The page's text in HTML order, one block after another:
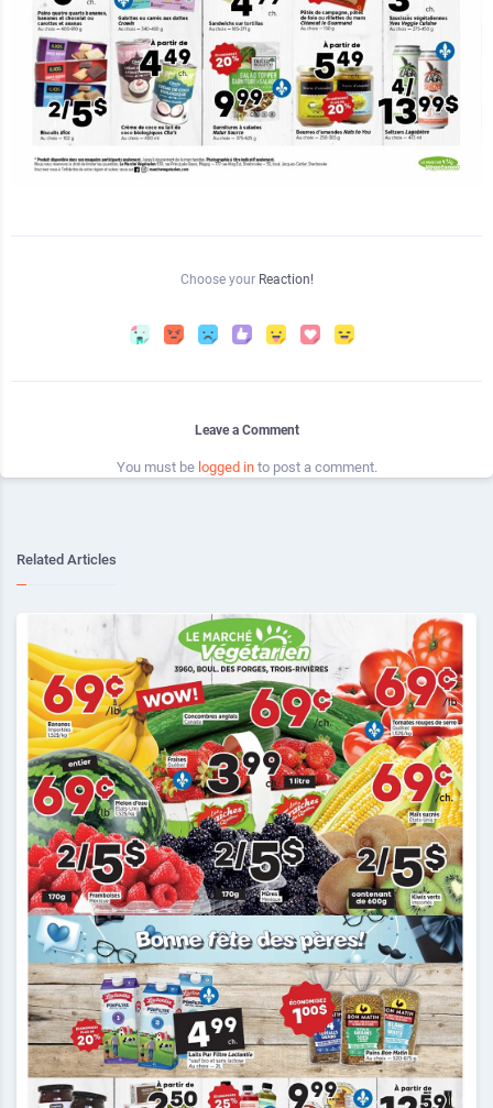
Choose your Reaction!
Leave a Comment
You must be logged into post a comment.
Related Articles